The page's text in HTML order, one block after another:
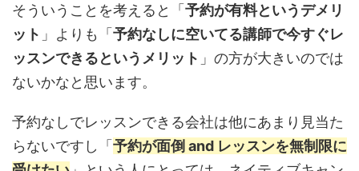
そういうことを考えると「予約が有料というデメリ
ット 」よりも「予約なしに空いてる講師で今すぐレ
ッスンできるというメリット 」の方が大きいのでは
ないかなと思います。
予約なしでレッスンできる会社は他にあまり見当た
らないですし「予約が面倒 and レッスンを無制限に